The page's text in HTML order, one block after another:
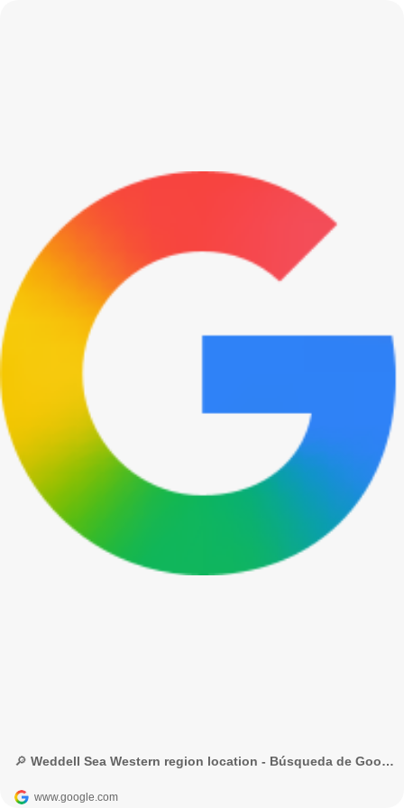
🔎 Weddell Sea Western region location - Búsqueda de Google
www.google.com